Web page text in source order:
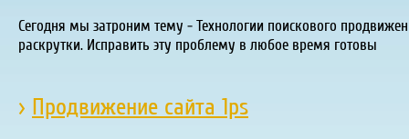
Сегодня мы затроним тему - Технологии поискового
раскрутки. Исправить эту проблему в любое время готовы
› Продвижение сайта 1ps